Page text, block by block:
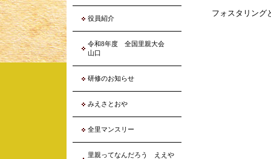
フォスタリング
役員紹介
令和8年度 全国里親大会
山口
研修のお知らせ
みえさとおや
全里マンスリー
里親ってなんだろう ええや